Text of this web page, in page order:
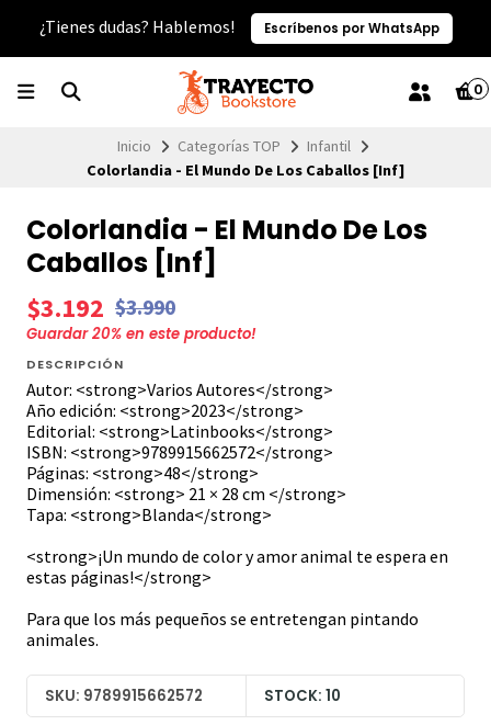
¿Tienes dudas? Hablemos! Escríbenos por WhatsApp
0
Inicio Categorías TOP
Infantil
Colorlandia - El Mundo De Los Caballos [Inf]
Colorlandia - El Mundo De Los
Caballos [Inf]
$3.192 $3.990
Guardar20% en este producto!
DESCRIPCIÓN
Autor: <strong>Varios Autores</strong>
Año edición: <strong>2023</strong>
Editorial: <strong>Latinbooks</strong>
ISBN: <strong>9789915662572</strong>
Páginas: <strong>48</strong>
Dimensión: <strong> 21 × 28 cm </strong>
Tapa: <strong>Blanda</strong>
<strong>¡Un mundo de color y amor animal te espera en
estas páginas!</strong>
Para que los más pequeños se entretengan pintando
animales.
SKU: 9789915662572 STOCK: 10